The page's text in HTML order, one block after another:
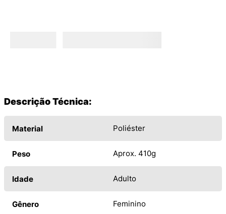
Descrição Técnica:
Material Poliéster
Peso Aprox. 410g
Idade Adulto
Gênero Feminino